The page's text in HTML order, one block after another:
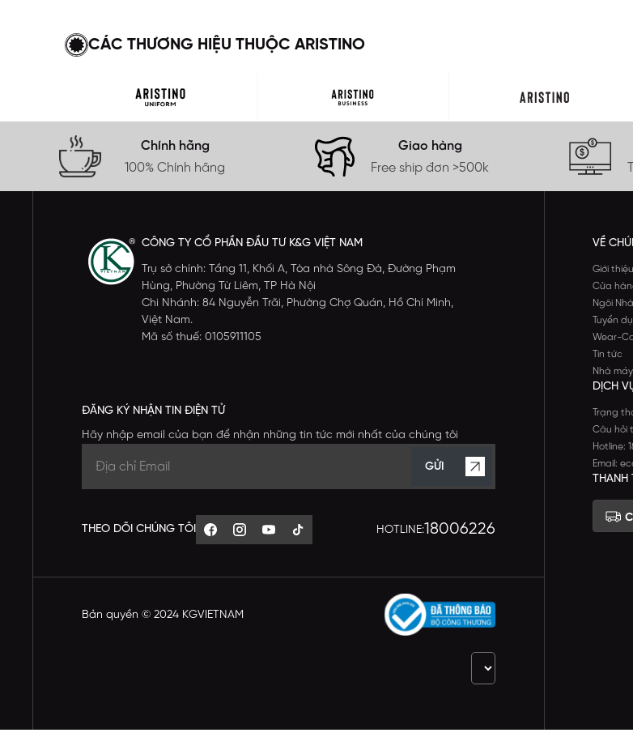
CÁC THƯƠNG HIỆU THUỘC ARISTINO
Chính hãng
100% Chính hãng
Giao hàng
Free ship đơn >500k
CÔNG TY CỔ PHẦN ĐẦU TƯ K&G VIỆT NAM
Trụ sở chính: Tầng 11, Khối A, Tòa nhà Sông Đà, Đường Phạm
Hùng, Phường Từ Liêm, TP Hà Nội
Chi Nhánh: 84 Nguyễn Trãi, Phường Chợ Quán, Hồ Chí Minh,
Việt Nam.
Mã số thuế: 0105911105
ĐĂNG KÝ NHẬN TIN ĐIỆN TỬ
Hãy nhập email của bạn để nhận những tin tức mới nhất của chúng tôi
GỬI
THEO DÕI CHÚNG TÔI HOTLINE:18006226
VỀ
Giới
Cửa
Ngôi
Tuyển
Wear-
Tin tức
Nhà
DỊCH
Trạng
Câu hỏi
Hotline:
Email:
THANH
Bản quyền © 2024 KGVIETNAM